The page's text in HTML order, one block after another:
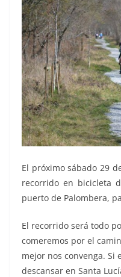
El próximo sábado 29
recorrido en bicicleta
puerto de Palombera,
El recorrido será todo
comeremos por el
mejor nos convenga. Si
descansar en Santa